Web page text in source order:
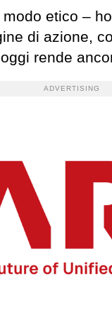
etico –
di azione,
rende
ADVERTISING